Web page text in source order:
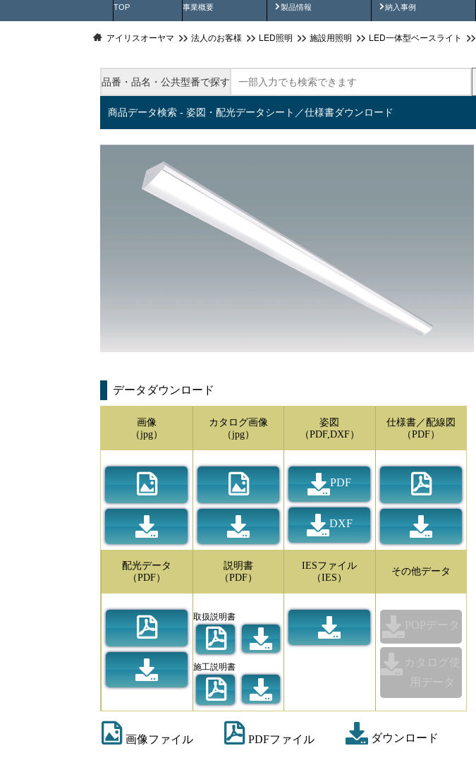
TOP 事業概要 製品情報
製品動画 納入事例
納入事例動画
アイリスオーヤマ 法人のお客様 LED照明 施設用照明 LED一体型ベースライト
品番・品名・公共型番で探す
商品データ検索 - 姿図・配光データシート／仕様書ダウンロード
データダウンロード
画像
（jpg）
カタログ画像
（jpg）
姿図
（PDF,DXF）
PDF
DXF
仕様書／配線図
（PDF）
配光データ
（PDF）
説明書
（PDF）
取扱説明書
施工説明書
IESファイル
（IES）
その他データ
POPデータ
カタログ使
用データ
画像ファイル PDFファイル ダウンロード